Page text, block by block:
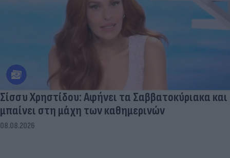
Σίσσυ Χρηστίδου: Αφήνει τα Σαββατοκύριακα και
μπαίνει στη μάχη των καθημερινών
08.08.2026